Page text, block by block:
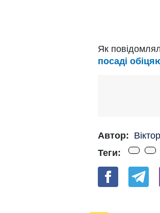
Як
посаді
Автор:
Теги: